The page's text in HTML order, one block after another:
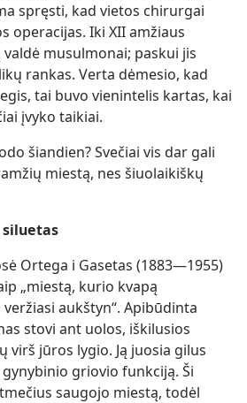
spręsti, kad vietos chirurgai
operacijas. Iki XII amžiaus
musulmonai; paskui jis
rankas. Verta dėmesio, kad
tai buvo vienintelis kartas, kai
įvyko taikiai.
šiandien? Svečiai vis dar gali
miestą, nes šiuolaikiškų
Ortega i Gasetas (1883—1955)
„miestą, kurio kvapą
aukštyn“. Apibūdinta
stovi ant uolos, iškilusios
virš jūros lygio. Ją juosia gilus
griovio funkciją. Ši
saugojo miestą, todėl